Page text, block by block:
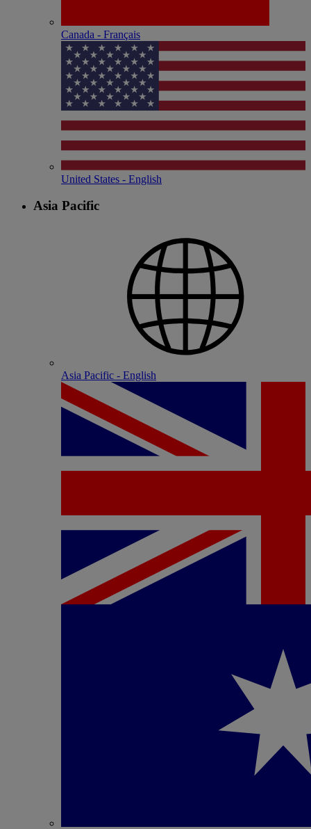
Canada - Français
United States - English
Asia Pacific
Asia Pacific - English